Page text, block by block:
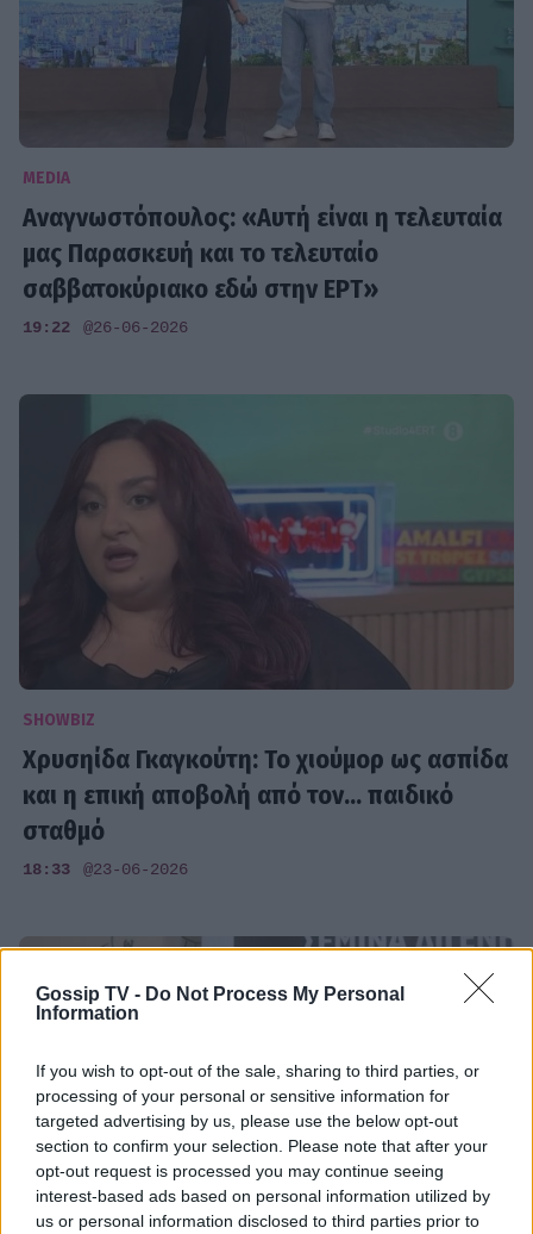
Gossip TV - Do Not Process My Personal
Information
If you wish to opt-out of the sale, sharing to third parties, or
processing of your personal or sensitive information for
targeted advertising by us, please use the below opt-out
section to confirm your selection. Please note that after your
opt-out request is processed you may continue seeing
interest-based ads based on personal information utilized by
us or personal information disclosed to third parties prior to
MEDIA
Αναγνωστόπουλος: «Αυτή είναι η τελευταία
μας Παρασκευή και το τελευταίο
σαββατοκύριακο εδώ στην ΕΡΤ»
19:22 @26-06-2026
SHOWBIZ
Χρυσηίδα Γκαγκούτη: Το χιούμορ ως ασπίδα
και η επική αποβολή από τον... παιδικό
σταθμό
18:33 @23-06-2026